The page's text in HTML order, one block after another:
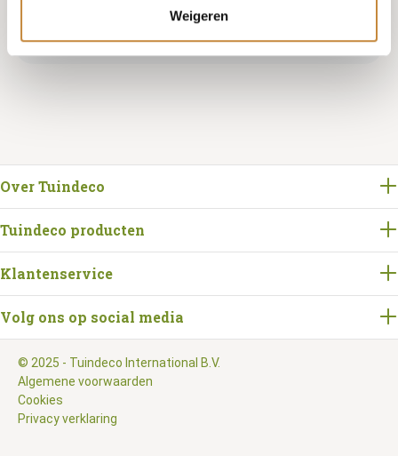
Weigeren
Bestellen
Over Tuindeco
Tuindeco producten
Klantenservice
Volg ons op social media
© 2025 - Tuindeco International B.V.
Algemene voorwaarden
Cookies
Privacy verklaring